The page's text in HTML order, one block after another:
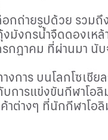
ถ่ายรูปด้วย รวมถึง
งกรน้ำจืดดองเหล้
กฏาคม ที่ผ่านมา นับ
งการ บนโลกโซเชี
บการแข่งขันกีฬาโอ
างๆ ที่นักกีฬาโอลิม